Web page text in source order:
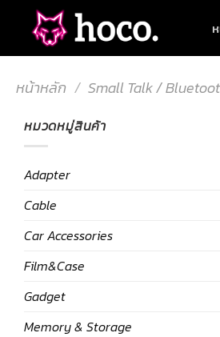
content
หน้าหลัก / Small Talk /
หมวดหมู่สินค้า
Adapter
Cable
Car Accessories
Film&Case
Gadget
Memory & Storage